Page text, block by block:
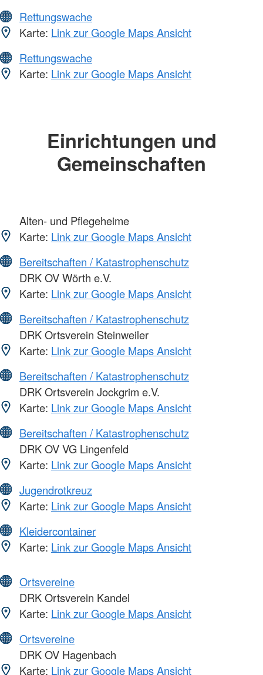
Rettungswache
Karte: Link zur Google Maps Ansicht
Rettungswache
Karte: Link zur Google Maps Ansicht
Einrichtungen und
Gemeinschaften
Alten- und Pflegeheime
Karte: Link zur Google Maps Ansicht
Bereitschaften / Katastrophenschutz
DRK OV Wörth e.V.
Karte: Link zur Google Maps Ansicht
Bereitschaften / Katastrophenschutz
DRK Ortsverein Steinweiler
Karte: Link zur Google Maps Ansicht
Bereitschaften / Katastrophenschutz
DRK Ortsverein Jockgrim e.V.
Karte: Link zur Google Maps Ansicht
Bereitschaften / Katastrophenschutz
DRK OV VG Lingenfeld
Karte: Link zur Google Maps Ansicht
Jugendrotkreuz
Karte: Link zur Google Maps Ansicht
Kleidercontainer
Karte: Link zur Google Maps Ansicht
Ortsvereine
DRK Ortsverein Kandel
Karte: Link zur Google Maps Ansicht
Ortsvereine
DRK OV Hagenbach
Karte: Link zur Google Maps Ansicht